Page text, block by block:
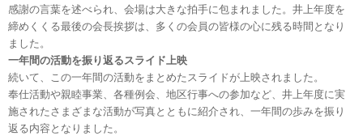
感謝の言葉を述べられ、会場は大きな拍手に包まれました。井上年度を
締めくくる最後の会長挨拶は、多くの会員の皆様の心に残る時間となり
ました。
一年間の活動を振り返るスライド上映
続いて、この一年間の活動をまとめたスライドが上映されました。
奉仕活動や親睦事業、各種例会、地区行事への参加など、井上年度に実
施されたさまざまな活動が写真とともに紹介され、一年間の歩みを振り
返る内容となりました。